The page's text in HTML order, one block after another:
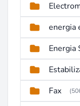
energia
Energia
Fax